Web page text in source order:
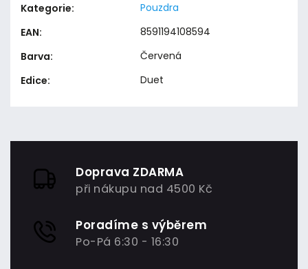
Kategorie:
Pouzdra
EAN:
8591194108594
Barva:
Červená
Edice: Duet
Doprava ZDARMA
při nákupu nad 4500 Kč
Poradíme s výběrem
Po-Pá 6:30 - 16:30